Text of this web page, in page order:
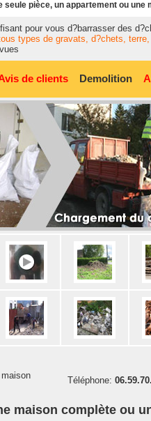
seule pièce, un appartement ou une
pour vous d?barrasser des
types de gravats, d?chets, terre,
vues
de clients Demolition
Téléphone:
maison complète ou